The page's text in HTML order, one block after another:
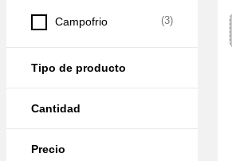
Campofrio (3)
Tipo de producto
Cantidad
Precio